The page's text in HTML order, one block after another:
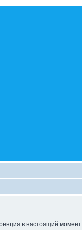
в настоящий момент